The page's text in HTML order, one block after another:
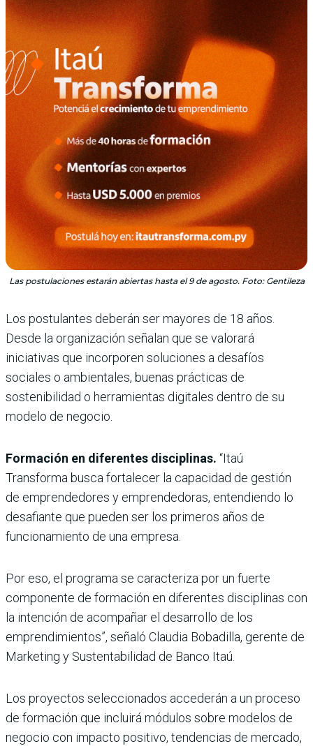
Las postulaciones estarán abiertas hasta el 9 de agosto. Foto: Gentileza
Los postulantes deberán ser mayores de 18 años.
Desde la organización señalan que se valorará
iniciativas que incorporen soluciones a desafíos
sociales o ambientales, buenas prácticas de
sostenibilidad o herramientas digitales dentro de su
modelo de negocio.
Formación en diferentes disciplinas. “Itaú
Transforma busca fortalecer la capacidad de gestión
de emprendedores y emprendedoras, entendiendo lo
desafiante que pueden ser los primeros años de
funcionamiento de una empresa.
Por eso, el programa se caracteriza por un fuerte
componente de formación en diferentes disciplinas con
la intención de acompañar el desarrollo de los
emprendimientos”, señaló Claudia Bobadilla, gerente de
Marketing y Sustentabilidad de Banco Itaú.
Los proyectos seleccionados accederán a un proceso
de formación que incluirá módulos sobre modelos de
negocio con impacto positivo, tendencias de mercado,